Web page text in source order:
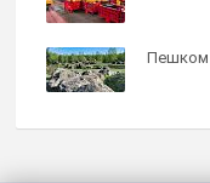
Пешком